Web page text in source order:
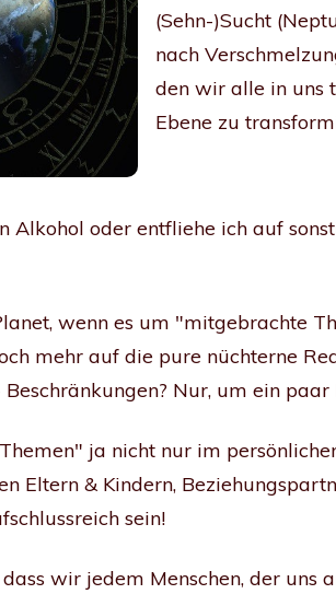
(Sehn-)Sucht
nach
den wir alle in uns
Ebene zu
Alkohol oder entfliehe ich auf
wenn es um "mitgebrachte
mehr auf die pure nüchterne
Nur, um ein paar
ja nicht nur im
Eltern & Kindern,
sein!
wir jedem Menschen, der uns